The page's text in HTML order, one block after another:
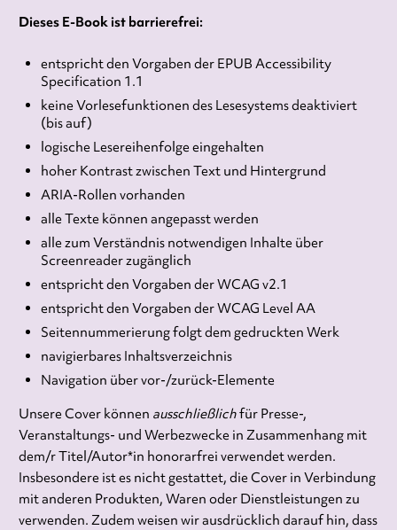
Dieses E-Book ist barrierefrei:
entspricht den Vorgaben der EPUB Accessibility
Specification 1.1
keine Vorlesefunktionen des Lesesystems deaktiviert
(bis auf)
logische Lesereihenfolge eingehalten
hoher Kontrast zwischen Text und Hintergrund
ARIA-Rollen vorhanden
alle Texte können angepasst werden
alle zum Verständnis notwendigen Inhalte über
Screenreader zugänglich
entspricht den Vorgaben der WCAG v2.1
entspricht den Vorgaben der WCAG Level AA
Seitennummerierung folgt dem gedruckten Werk
navigierbares Inhaltsverzeichnis
Navigation über vor-/zurück-Elemente
Unsere Cover können ausschließlichfür Presse-,
Veranstaltungs- und Werbezwecke in Zusammenhang mit
dem/r Titel/Autor*in honorarfrei verwendet werden.
Insbesondere ist es nicht gestattet, die Cover in Verbindung
mit anderen Produkten, Waren oder Dienstleistungen zu
verwenden. Zudem weisen wir ausdrücklich darauf hin, dass